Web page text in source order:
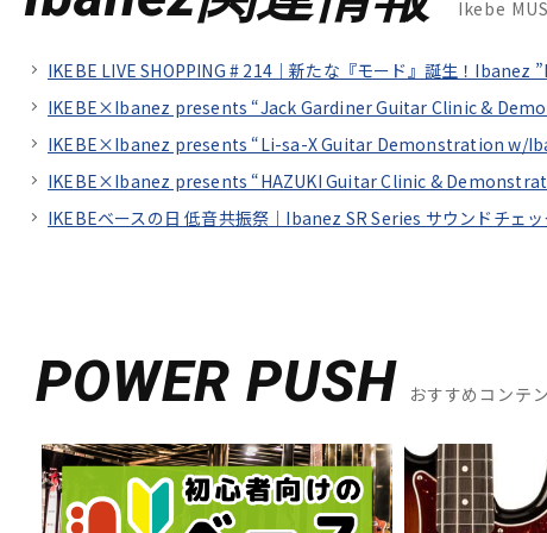
Ikebe
IKEBE LIVE SHOPPING # 214｜新たな『モード』誕生！
IKEBE×Ibanez presents “Jack Gardiner Guitar Clinic &
IKEBE×Ibanez presents “Li-sa-X Guitar Demonstration w/
IKEBE×Ibanez presents “HAZUKI Guitar Clinic &
IKEBEベースの日 低音共振祭｜Ibanez SR Series サウンドチェ
POWER PUSH おすすめコンテ